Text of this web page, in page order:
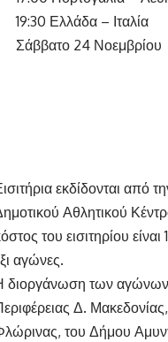
19:30 Ελλάδα – Ιταλία
Σάββατο 24 Νοεμβρίου
εκδίδονται από
Αθλητικού
του εισιτηρίου
αγώνες.
διοργάνωση των αγώνων
Δ.
του Δήμου